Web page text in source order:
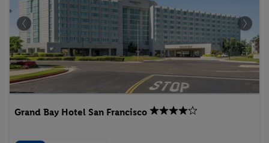
Grand Bay Hotel San Francisco